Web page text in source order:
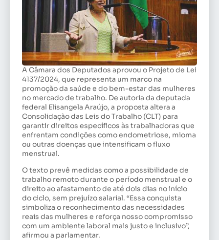
A Câmara dos Deputados aprovou o Projeto de Lei
4137/2024, que representa um marco na
promoção da saúde e do bem-estar das mulheres
no mercado de trabalho. De autoria da deputada
federal Elisangela Araújo, a proposta altera a
Consolidação das Leis do Trabalho (CLT) para
garantir direitos específicos às trabalhadoras que
enfrentam condições como endometriose, mioma
ou outras doenças que intensificam o fluxo
menstrual.
O texto prevê medidas como a possibilidade de
trabalho remoto durante o período menstrual e o
direito ao afastamento de até dois dias no início
do ciclo, sem prejuízo salarial. “Essa conquista
simboliza o reconhecimento das necessidades
reais das mulheres e reforça nosso compromisso
com um ambiente laboral mais justo e inclusivo”,
afirmou a parlamentar.